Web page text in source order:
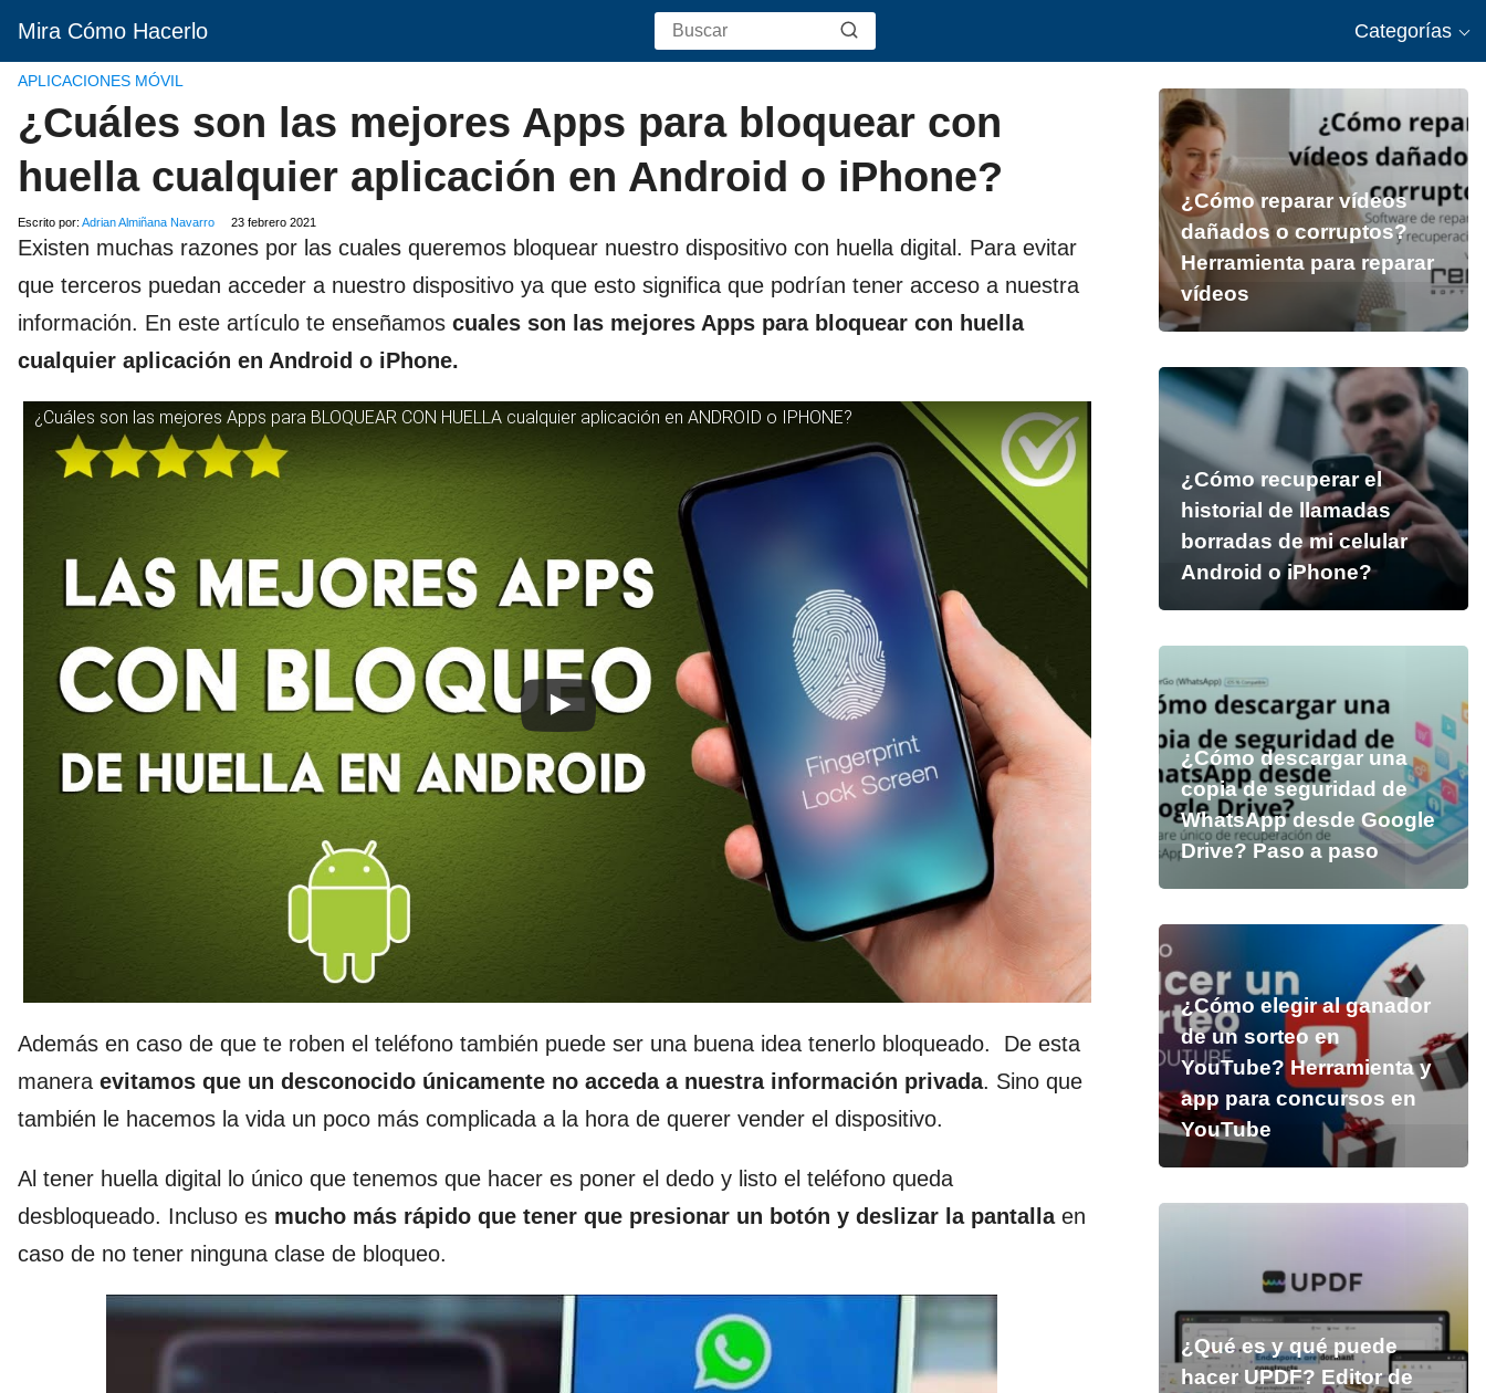
Mira Cómo Hacerlo Categorías
APLICACIONES MÓVIL
¿Cuáles son las mejores Apps para bloquear con
huella cualquier aplicación en Android o iPhone?
Escrito por: Adrian Almiñana Navarro 23 febrero 2021
Existen muchas razones por las cuales queremos bloquear nuestro dispositivo con huella digital. Para evitar
que terceros puedan acceder a nuestro dispositivo ya que esto significa que podrían tener acceso a nuestra
información. En este artículo te enseñamos cuales son las mejores Apps para bloquear con huella
cualquier aplicación en Android o iPhone.
¿Cuáles son las mejores Apps para BLOQUEAR CON HUELLA cualquier aplicación en ANDROID o IPHONE?
Además en caso de que te roben el teléfono también puede ser una buena idea tenerlo bloqueado. De esta
manera evitamos que un desconocido únicamente no acceda a nuestra información privada. Sino que
también le hacemos la vida un poco más complicada a la hora de querer vender el dispositivo.
Al tener huella digital lo único que tenemos que hacer es poner el dedo y listo el teléfono queda
desbloqueado. Incluso es mucho más rápido que tener que presionar un botón y deslizar la pantallaen
caso de no tener ninguna clase de bloqueo.
¿Cómo reparar vídeos
dañados o corruptos?
Herramienta para reparar
vídeos
¿Cómo recuperar el
historial de llamadas
borradas de mi celular
Android o iPhone?
¿Cómo descargar una
copia de seguridad de
WhatsApp desde Google
Drive? Paso a paso
¿Cómo elegir al ganador
de un sorteo en
YouTube? Herramienta y
app para concursos en
YouTube
¿Qué es y qué puede
hacer UPDF? Editor de